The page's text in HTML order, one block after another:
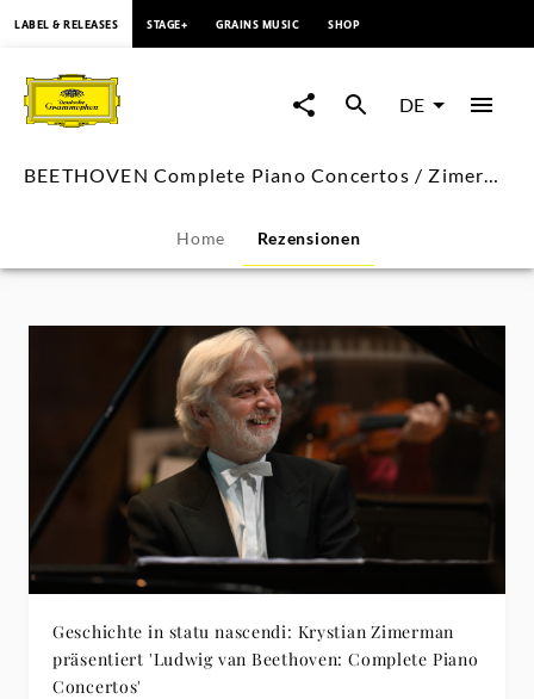
BEETHOVEN
Complete
Piano
/
Zimerman
Rezensionen
Deutsche
Grammophon
LABEL & RELEASES STAGE+ GRAINS MUSIC SHOP
DE
BEETHOVEN Complete Piano Concertos / Zimerman
Home Rezensionen
Geschichte in statu nascendi: Krystian Zimerman
präsentiert 'Ludwig van Beethoven: Complete Piano
Concertos'